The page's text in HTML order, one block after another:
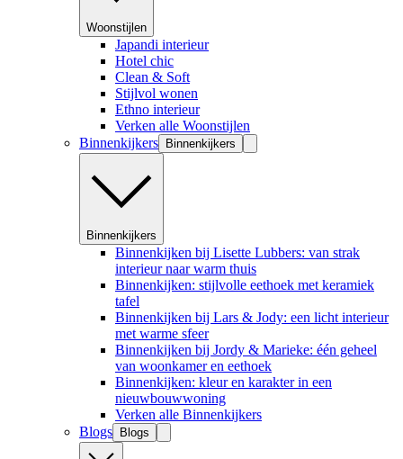
Woonstijlen
Japandi interieur
Hotel chic
Clean & Soft
Stijlvol wonen
Ethno interieur
Verken alle Woonstijlen
Binnenkijkers
Binnenkijkers
Binnenkijkers
Binnenkijken bij Lisette Lubbers: van strak
interieur naar warm thuis
Binnenkijken: stijlvolle eethoek met keramiek
tafel
Binnenkijken bij Lars & Jody: een licht interieur
met warme sfeer
Binnenkijken bij Jordy & Marieke: één geheel
van woonkamer en eethoek
Binnenkijken: kleur en karakter in een
nieuwbouwwoning
Verken alle Binnenkijkers
Blogs
Blogs